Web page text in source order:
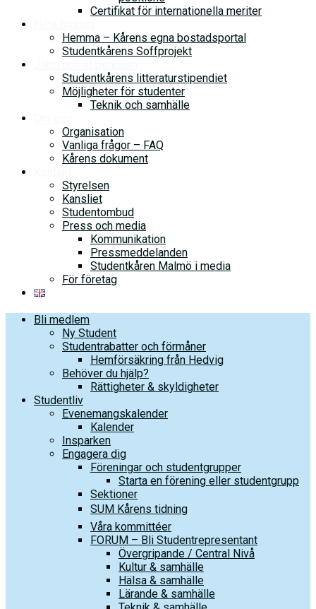
Certifikat för internationella meriter
Hemma – Kårens egna bostadsportal
Studentkårens Soffprojekt
Studentkårens litteraturstipendiet
Möjligheter för studenter
Teknik och samhälle
Organisation
Vanliga frågor – FAQ
Kårens dokument
Styrelsen
Kansliet
Studentombud
Press och media
Kommunikation
Pressmeddelanden
Studentkåren Malmö i media
För företag
Bli medlem
Ny Student
Studentrabatter och förmåner
Hemförsäkring från Hedvig
Behöver du hjälp?
Rättigheter & skyldigheter
Studentliv
Evenemangskalender
Kalender
Insparken
Engagera dig
Föreningar och studentgrupper
Starta en förening eller studentgrupp
Sektioner
SUM Kårens tidning
Våra kommittéer
FORUM – Bli Studentrepresentant
Övergripande / Central Nivå
Kultur & samhälle
Hälsa & samhälle
Lärande & samhälle